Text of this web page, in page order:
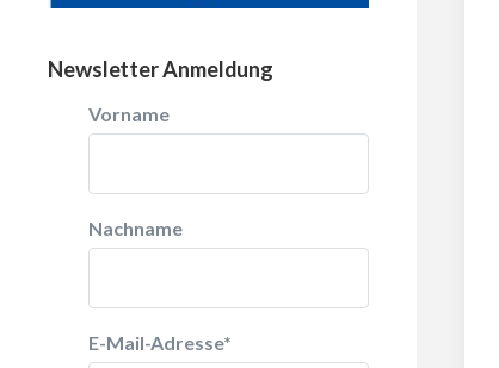
Newsletter Anmeldung
Vorname
Nachname
E-Mail-Adresse*